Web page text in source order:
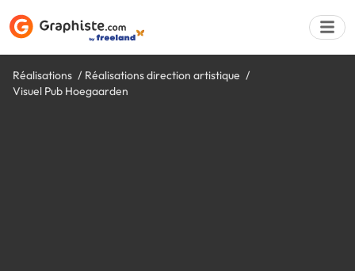
Réalisations
Réalisations direction artistique
Visuel Pub Hoegaarden